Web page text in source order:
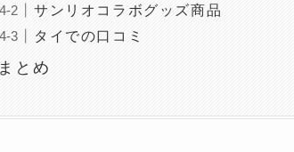
サンリオコラボグッズ商品
タイでの口コミ
まとめ